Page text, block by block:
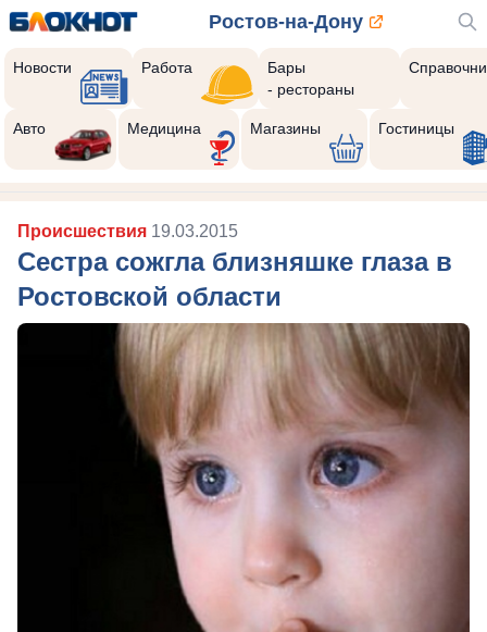
Ростов-на-Дону
Новости Работа
Бары
- рестораны
Авто Медицина Магазины Гостиницы
Происшествия 19.03.2015
Сестра сожгла близняшке глаза в
Ростовской области